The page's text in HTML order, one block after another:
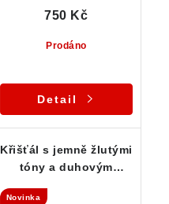
Prodáno
750 Kč
Detail
Křišťál s jemně žlutými
tóny a duhovým
Novinka